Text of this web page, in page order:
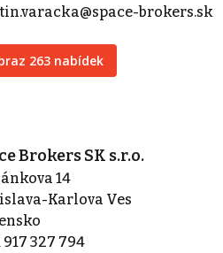
brokers.sk
263 nabídek
Brokers SK s.r.o.
14
Karlova Ves
917 327 794